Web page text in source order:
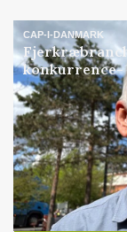
CAP-I-DANMARK